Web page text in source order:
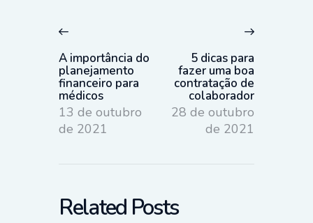
de
Post
post:
A importância do
planejamento
financeiro para
médicos
13 de outubro
de 2021
5 dicas para
fazer uma boa
contratação de
colaborador
28 de outubro
de 2021
Related Posts